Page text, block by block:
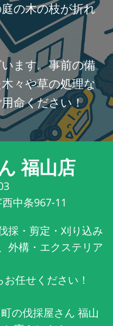
の木の枝が折れ
ます。事前の備
々や草の処理な
命ください！
福山店
中条967-11
採・剪定・刈り込み
外構・エクステリア
任せください！
の伐採屋さん 福山